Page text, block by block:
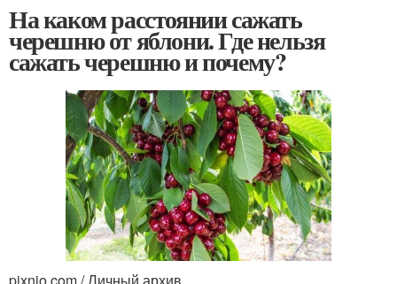
На каком расстоянии сажать
черешню от яблони. Где нельзя
сажать черешню и почему?